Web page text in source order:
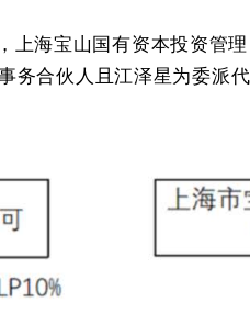
上海宝山国有资本投资管
务合伙人且江泽星为委派